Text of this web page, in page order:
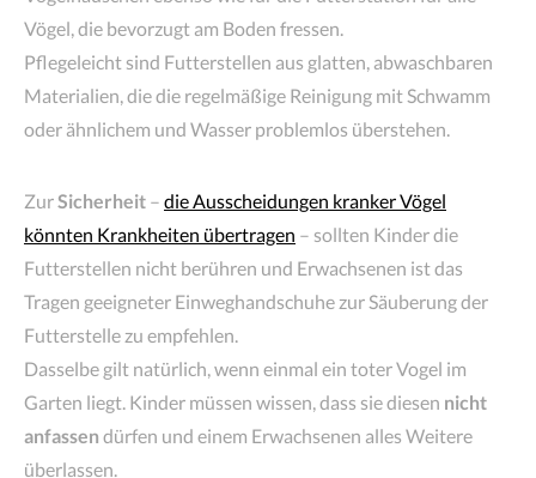
Vögel, die bevorzugt am Boden fressen.
Pflegeleicht sind Futterstellen aus glatten, abwaschbaren
Materialien, die die regelmäßige Reinigung mit Schwamm
oder ähnlichem und Wasser problemlos überstehen.
ZurSicherheit – die Ausscheidungen kranker Vögel
könnten Krankheiten übertragen – sollten Kinder die
Futterstellen nicht berühren und Erwachsenen ist das
Tragen geeigneter Einweghandschuhe zur Säuberung der
Futterstelle zu empfehlen.
Dasselbe gilt natürlich, wenn einmal ein toter Vogel im
Garten liegt. Kinder müssen wissen, dass sie diesen nicht
anfassen dürfen und einem Erwachsenen alles Weitere
überlassen.